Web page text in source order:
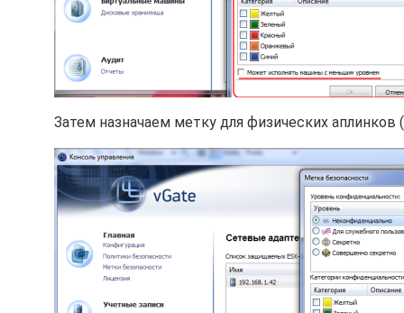
Затем назначаем метку для физических аплинков